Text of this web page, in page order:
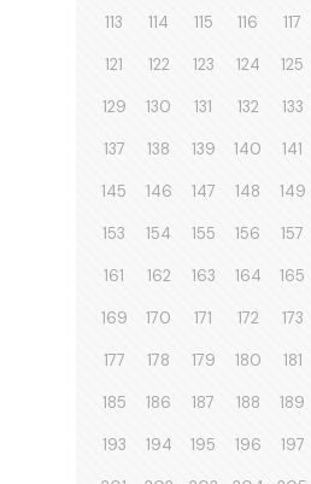
113 114 115 116 117
121 122 123 124 125
129 130 131 132 133
137 138 139 140 141
145 146 147 148 149
153 154 155 156 157
161 162 163 164 165
169 170 171 172 173
177 178 179 180 181
185 186 187 188 189
193 194 195 196 197